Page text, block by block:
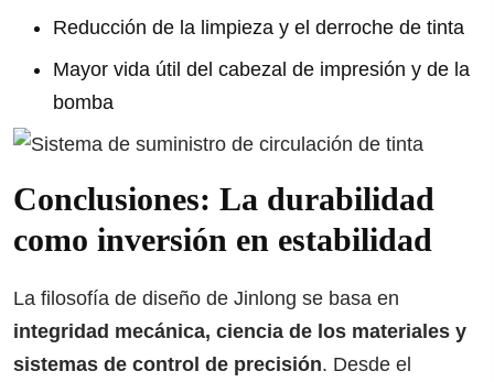
Reducción de la limpieza y el derroche de tinta
Mayor vida útil del cabezal de impresión y de la
bomba
Conclusiones: La durabilidad
como inversión en estabilidad
La filosofía de diseño de Jinlong se basa en
integridad mecánica, ciencia de los materiales y
sistemas de control de precisión. Desde el